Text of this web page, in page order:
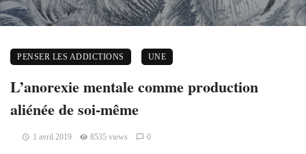
PENSER LES ADDICTIONS UNE
L’anorexie mentale comme production
aliénée de soi-même
1 avril 2019 8535 views 0